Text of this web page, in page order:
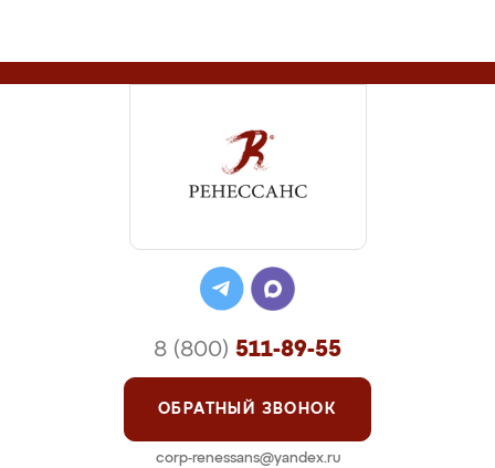
8 (800) 511-89-55
ОБРАТНЫЙ ЗВОНОК
corp-renessans@yandex.ru